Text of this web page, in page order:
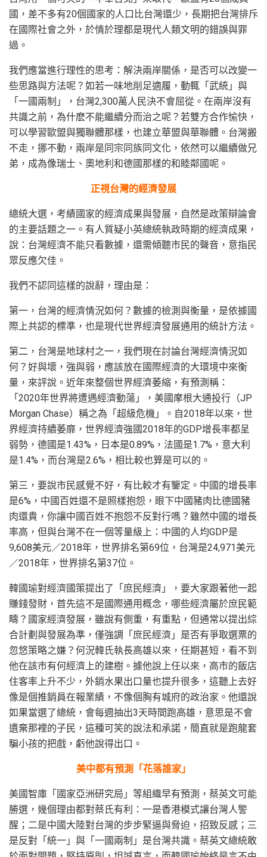
國，差不多有20個國家的人口比台灣還少，長期把台灣排斥
在國際社會之外，於情於理都是現代人類文明的錯誤與罪
過。
我們應當進行理性的思考：解決兩岸關係，是否可以改變一
些思路與方法呢？如若一味地削足適履，動輒「武統」與
「一國兩制」，台灣2,300萬人民決不會屈從。在兩岸沒有
共識之前，為什麽不能繼續分而治之呢？若雙方合作愉快，
可以學習歐盟與獨聯體那樣，也建立華盟與華聯體。台灣搬
不走，挪不動，兩岸是同宗同族同文化，依然可以繼續做兄
弟，成為像瑞士、奧地利和德國那樣的和睦鄰國呢。
正視台灣的經濟發展
總統大選，考績國家的經濟成果與發展，自然是政策辯論會
的主要話題之一。有人質疑小英總統執政時期的經濟成果，
說：台灣經濟不能只看數據，還需傾聽市民的聲音，意指民
眾反應欠佳。
我們不認同這樣的說辭，理由是：
第一，台灣的經濟情況如何？數據的檢測與衡量，是依據國
際上共認的標準，也是現代世界經濟發展通用的統計方法。
第二，台灣是地球村之一，我們現在討論台灣經濟情況如
何？好與壞，強與弱，應該放在國際經濟的大環境中來衡
量，來評說。近年來整個世界經濟萎縮，有預測稱：
「2020年世界將遭遇經濟動蕩」，美國摩根大通投行（JP
Morgan Chase）稱之為「超級危機」。自2018年以來，世
界經濟持續萎靡，世界經濟強國2018年的GDP增長率都呈
弱勢，德國是1.43%，日本是0.89%，法國是1.7%，意大利
是1.4%，而台灣是2.6%，相比較也算是可以的。
第三，要說市民感覺不好，有比較才有鑒定。中國的增長率
是6%，中國百姓還不是照樣抱怨，眼下中國豬肉比德國豬
肉還貴，你讓中國百姓不抱怨不反對行嗎？雖然中國的增長
率高，但與台灣不在一個等量級上：中國的人均GDP是
9,608美元／2018年，世界排名第69位，台灣是24,971美元
／2018年，世界排名第37位。
韓國瑜對經濟國策提出了「庶民經濟」，要大家跟著他一起
賺錢發財，首先這不是國際通用概念，哪些經濟屬於庶民範
疇？國家經濟發展，雖說有側重，有重點，但通常以提出綜
合計劃與發展為準，僅強調「庶民經濟」是否有爭取選票的
忽悠策略之嫌？何況韓氏執長高雄以來，任期甚短，看不到
他在該市有何經濟上的建樹。據他說上任以來，高市的飯店
住客率上升不少，外銷水果出口量也提升很多，這聽上去好
像是個推銷員在報業績，不像個胸有城府的政治家。他還說
如果當選了總統，會每週抽出3天時間跑高雄，意思是不會
遺棄那裡的子民，這種可笑的說法和承諾，簡直就是跑龍套
騙小孩的把戲，虧他說得出口。
美中都有預測「花落誰家」
美國智庫「國家亞洲研究局」等組織早有預測，蔡英文可能
勝選，幾個理由都對蔡氏有利：一是香港模式讓台灣人警
醒；二是中國大陸對台灣的步步緊逼與脅迫，招致反感；三
是反對「統一」與「一國兩制」是台灣共識。蔡英文總統敢